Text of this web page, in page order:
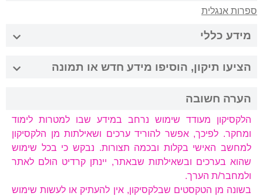
ספרות אנגלית
מידע כללי
הציעו תיקון, הוסיפו מידע חדש או תמונה
הערה חשובה
הלקסיקון מעודד שימוש נרחב במידע שבו למטרות לימוד
ומחקר. לפיכך, אפשר להוריד ערכים ושאילתות מן הלקסיקון
למחשב האישי בקלות ובכמה תצורות. נבקש כי בכל שימוש
שהוא בערכים ובשאילתות שבאתר, יינתן קרדיט הולם לאתר
ולמחבר/ת הערך.
בשונה מן הטקסטים שבלקסיקון, אין להעתיק או לעשות שימוש